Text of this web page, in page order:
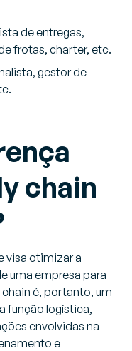
de entregas,
frotas, charter, etc.
gestor de
chain
visa otimizar a
uma empresa para
é, portanto, um
função logística,
envolvidas na
e